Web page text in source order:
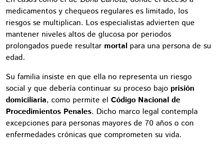
medicamentos y chequeos regulares es limitado, los
riesgos se multiplican. Los especialistas advierten que
mantener niveles altos de glucosa por periodos
prolongados puede resultar mortal para una persona de su
edad.
Su familia insiste en que ella no representa un riesgo
social y que debería continuar su proceso bajo prisión
domiciliaria, como permite el Código Nacional de
Procedimientos Penales. Dicho marco legal contempla
excepciones para personas mayores de 70 años o con
enfermedades crónicas que comprometen su vida.